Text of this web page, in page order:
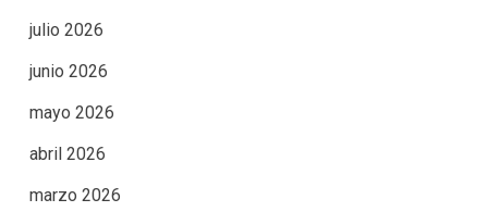
julio 2026
junio 2026
mayo 2026
abril 2026
marzo 2026